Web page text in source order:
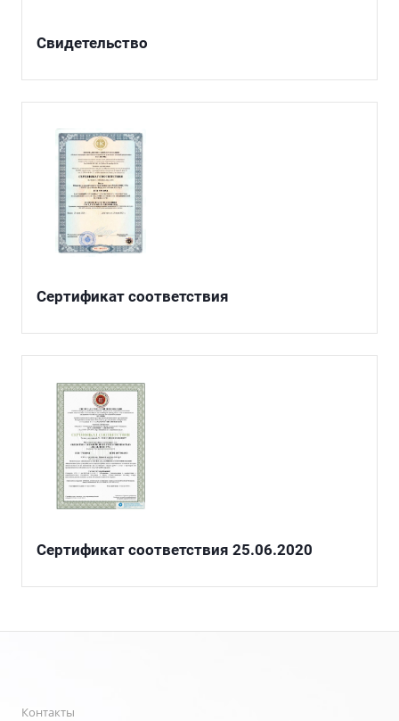
Свидетельство
Сертификат соответствия
Сертификат соответствия 25.06.2020
Контакты